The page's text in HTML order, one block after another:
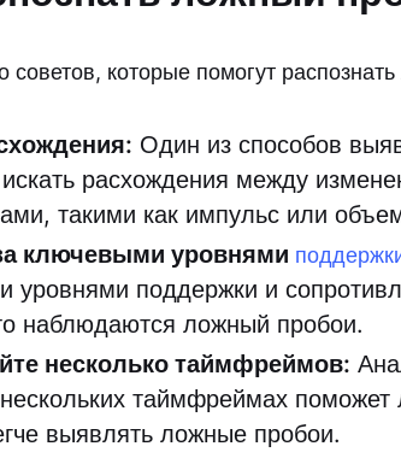
советов, которые помогут
Один из способов
расхождения между
такими как импульс или
ключевыми уровнями
уровнями поддержки и
наблюдаются ложный пробои.
несколько таймфреймов:
таймфреймах поможет
выявлять ложные пробои.